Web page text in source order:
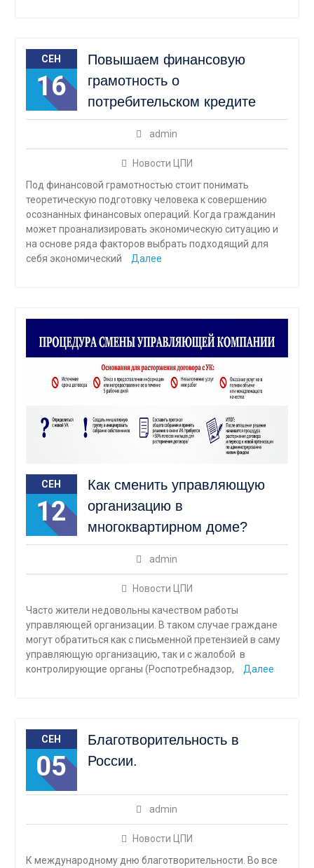
СЕН
16
Повышаем финансовую
грамотность о
потребительском кредите
admin
Новости ЦПИ
Под финансовой грамотностью стоит понимать
теоретическую подготовку человека к совершению
осознанных финансовых операций. Когда гражданин
может проанализировать экономическую ситуацию и
на основе ряда факторов выбрать подходящий для
себя экономический
Далее
СЕН
12
Как сменить управляющую
организацию в
многоквартирном доме?
admin
Новости ЦПИ
Часто жители недовольны качеством работы
управляющей организации. В таком случае граждане
могут обратиться как с письменной претензией в саму
управляющую организацию, так и с жалобой в
контролирующие органы (Роспотребнадзор,
Далее
СЕН
05
Благотворительность в
России.
admin
Новости ЦПИ
К международному дню благотворительности. Во все